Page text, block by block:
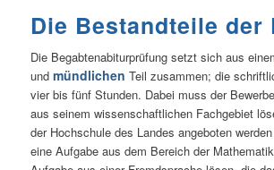
Die Bestandteile der
Die Begabtenabiturprüfung setzt sich aus
und mündlichen Teil zusammen; die
vier bis fünf Stunden. Dabei muss der
aus seinem wissenschaftlichen Fachgebiet
der Hochschule des Landes angeboten
eine Aufgabe aus dem Bereich der